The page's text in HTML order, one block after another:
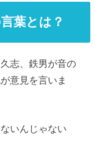
葉とは？
志、鉄男が音の
意見を言いま
いんじゃない